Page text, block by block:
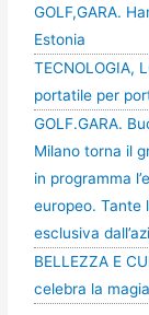
GOLF,GARA.
Estonia
TECNOLOGIA,
portatile per
GOLF.GARA.
Milano torna il
in programma
europeo. Tante
esclusiva
BELLEZZA E
celebra la